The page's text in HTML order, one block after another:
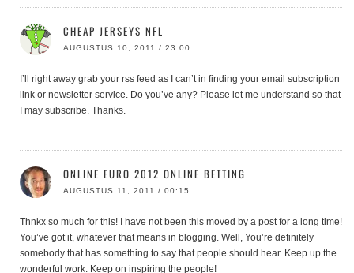
CHEAP JERSEYS NFL
AUGUSTUS 10, 2011 / 23:00
I’ll right away grab your rss feed as I can’t in finding your email subscription
link or newsletter service. Do you’ve any? Please let me understand so that
I may subscribe. Thanks.
ONLINE EURO 2012 ONLINE BETTING
AUGUSTUS 11, 2011 / 00:15
Thnkx so much for this! I have not been this moved by a post for a long time!
You’ve got it, whatever that means in blogging. Well, You’re definitely
somebody that has something to say that people should hear. Keep up the
wonderful work. Keep on inspiring the people!